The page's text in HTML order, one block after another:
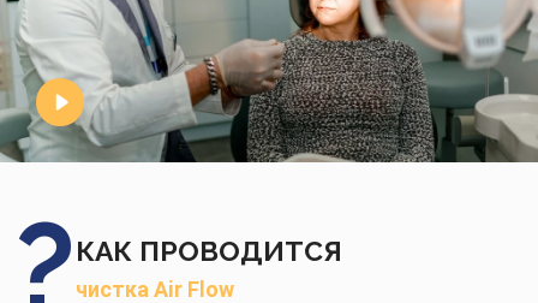
КАК ПРОВОДИТСЯ
чистка Air Flow